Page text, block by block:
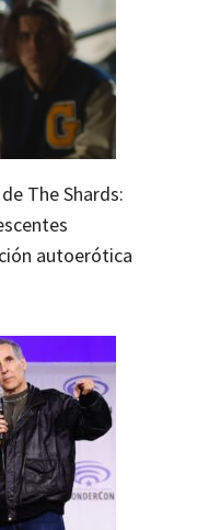
The Shards:
autoerótica